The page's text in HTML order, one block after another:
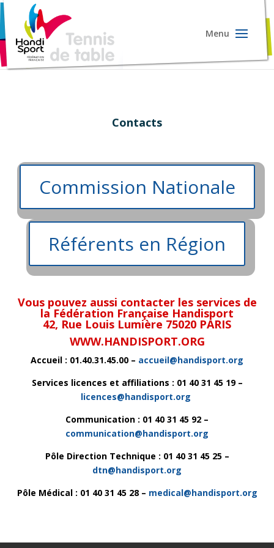
Contacts
Commission Nationale
Référents en Région
Vous pouvez aussi contacter les services de
la Fédération Française Handisport
42, Rue Louis Lumière 75020 PARIS
WWW.HANDISPORT.ORG
Accueil : 01.40.31.45.00 – accueil@handisport.org
Services licences et affiliations : 01 40 31 45 19 –
licences@handisport.org
Communication : 01 40 31 45 92 –
communication@handisport.org
Pôle Direction Technique : 01 40 31 45 25 –
dtn@handisport.org
Pôle Médical : 01 40 31 45 28 – medical@handisport.org